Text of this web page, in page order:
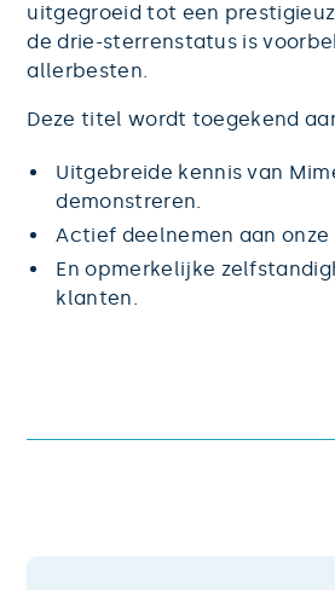
uitgegroeid tot een
de drie-sterrenstatus is
allerbesten.
Deze titel wordt toegekend
Uitgebreide kennis van
demonstreren.
Actief deelnemen aan
En opmerkelijke
klanten.